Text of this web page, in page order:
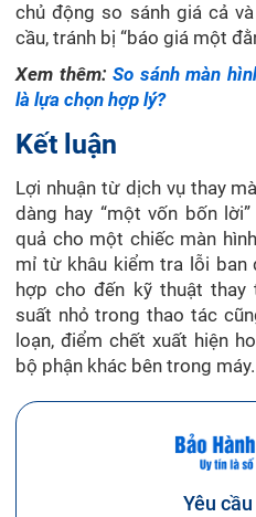
chủ động so sánh giá cả
cầu, tránh bị “báo giá một
Xem thêm: So sánh màn
là lựa chọn hợp lý?
Kết luận
Lợi nhuận từ dịch vụ thay
dàng hay “một vốn bốn
quả cho một chiếc màn
mỉ từ khâu kiểm tra lỗi ban
hợp cho đến kỹ thuật
suất nhỏ trong thao tác
loạn, điểm chết xuất hiện
bộ phận khác bên trong máy.
Yêu